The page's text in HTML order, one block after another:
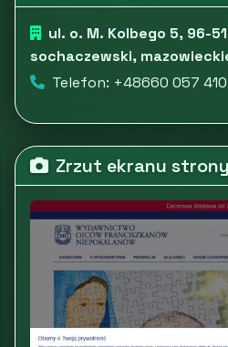
ul. o. M. Kolbego 5, 96-
sochaczewski,
Telefon: +48660 057 410
Zrzut ekranu strony